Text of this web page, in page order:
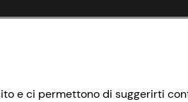
e ci permettono di suggerirti